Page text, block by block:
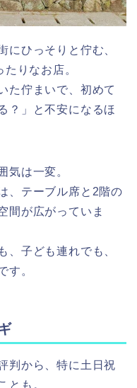
にひっそりと佇む、
りなお店。
た佇まいで、初めて
？」と不安になるほ
気は一変。
、テーブル席と2階の
間が広がっていま
、子ども連れでも、
す。
判から、特に土日祝
とも。